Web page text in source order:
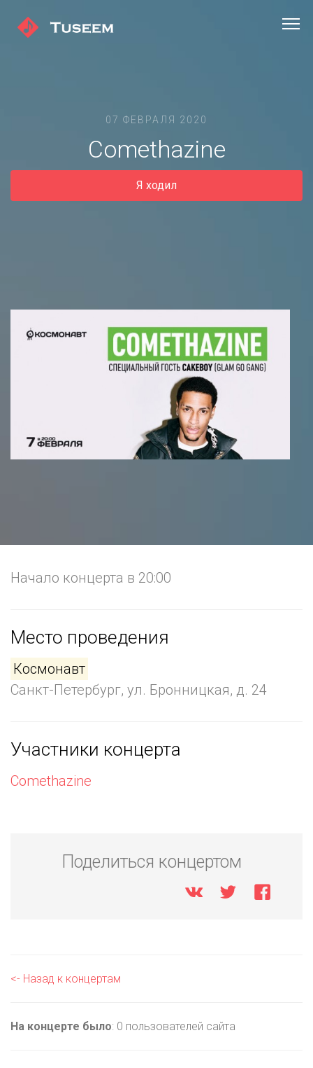
07 ФЕВРАЛЯ 2020
Comethazine
Я ходил
Начало концерта в 20:00
Место проведения
Космонавт
Санкт-Петербург, ул. Бронницкая, д. 24
Участники концерта
Comethazine
Поделиться концертом
<- Назад к концертам
На концерте было: 0 пользователей сайта